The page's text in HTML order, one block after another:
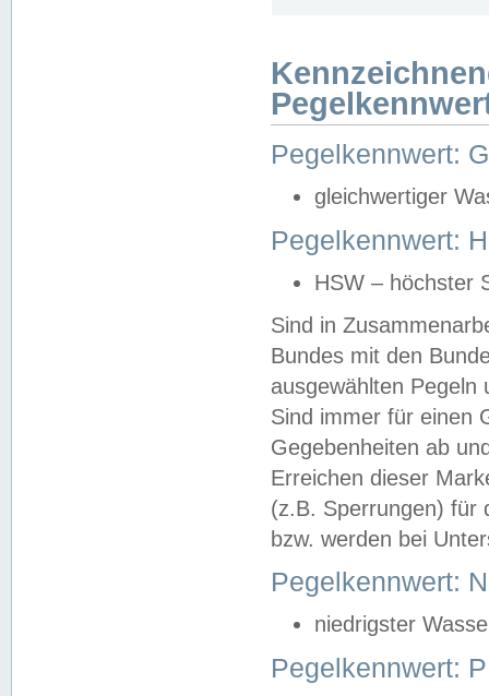
Pegelkennwert:
gleichwertiger
Pegelkennwert:
HSW – höchster
Sind in
Bundes mit den
ausgewählten
Sind immer für einen
Gegebenheiten ab
Erreichen dieser
(z.B. Sperrungen) für
bzw. werden bei
Pegelkennwert:
niedrigster
Pegelkennwert: